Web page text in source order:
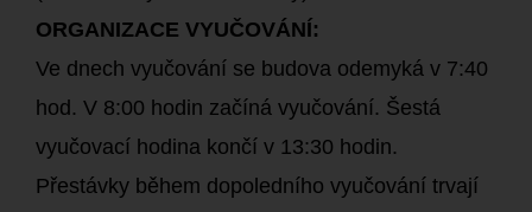
ORGANIZACE VYUČOVÁNÍ:
Ve dnech vyučování se budova odemyká v 7:40
hod. V 8:00 hodin začíná vyučování. Šestá
vyučovací hodina končí v 13:30 hodin.
Přestávky během dopoledního vyučování trvají